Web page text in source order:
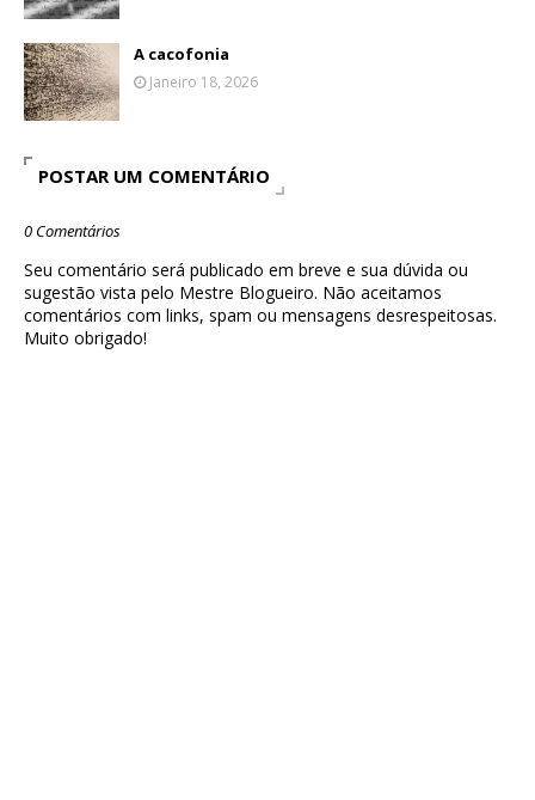
A cacofonia
Janeiro 18, 2026
POSTAR UM COMENTÁRIO
0 Comentários
Seu comentário será publicado em breve e sua dúvida ou
sugestão vista pelo Mestre Blogueiro. Não aceitamos
comentários com links, spam ou mensagens desrespeitosas.
Muito obrigado!